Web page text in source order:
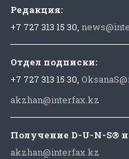
Редакция:
+7 727 313 15 30,
Отдел подписки:
+7 727 313 15 30,
akzhan@interfax.kz
Получение D-U-N-S®
akzhan@interfax.kz